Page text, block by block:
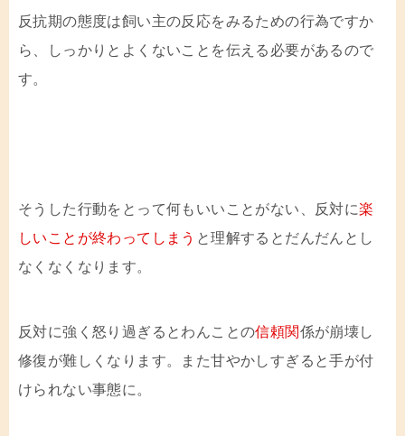
反抗期の態度は飼い主の反応をみるための行為ですか
ら、しっかりとよくないことを伝える必要があるので
す。
そうした行動をとって何もいいことがない、反対に楽
しいことが終わってしまう と理解するとだんだんとし
なくなくなります。
反対に強く怒り過ぎるとわんことの信頼関係が崩壊し
修復が難しくなります。また甘やかしすぎると手が付
けられない事態に。